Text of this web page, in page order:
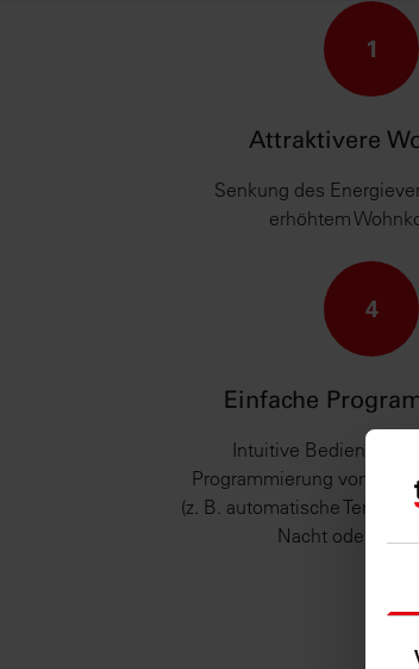
1
Attraktivere
Senkung des
erhöhtem
4
Einfache
Intuitive Bedienung
Programmierung von
(z. B. automatische
Nacht oder im